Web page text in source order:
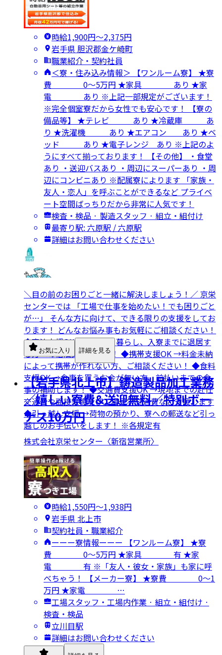
時給1,900円〜2,375円
岩手県 胆沢郡金ケ崎町
職業紹介・契約社員
＜寮・住み込み情報＞ 【ワンルーム寮】 ★寮
費 0～5万円 ★家具 あり ★家
電 あり ※上記一部規定がございます！
※完全個室寮だから女性でも安心です！ 【寮の
備品等】 ★テレビ あり ★冷蔵庫 あ
り ★洗濯機 あり ★エアコン あり ★ベ
ッド あり ★電子レンジ あり ※上記のよ
うにすべて揃っております！ 【その他】 ・食堂
あり ・送迎バスあり ・周辺にスーパーあり ・周
辺にコンビニあり ※配属寮によります 「家族・
友人・恋人」を呼ぶことができるなど プライベ
ート空間ばっちりだから非常に人気です！
検査・検品 · 製造スタッフ · 組立・組付け
最寄り駅: 六原駅 / 六原駅
詳細はお問い合わせください
＼目の前のお困りごと一緒に解決しましょう！／ 京栄
センターでは 「工場で仕事を始めたい！でも困りごと
が…」 そんな方に向けて、できる限りの支援をしてお
ります！ どんなお悩み事もお気軽にご相談ください！
◆宿泊支援OK →ネカフェ暮らし、入寮までに退居す
る方への宿泊支援します！ ◆携帯支援OK →料金未納
によって携帯が作れない方、ご相談ください！ ◆食料
支援OK →食事を買うお金が無い方、前払いまでの食
事の補助します！ ◆交通費支援OK →現地までの赴任
交通費や面接来場及び工場見学交通費など支援します
◆引っ越し支援 →荷物の預かり、寮への郵送など引っ
越しのお手伝いをします！ ※各規定有
お気に入り 詳細を見る
【岩手県北上市】鋳造製品加工業務
／嬉しい寮費&送迎無料／特別ボー
ナス10万円
株式会社京栄センター〈新宿営業所〉
時給1,550円〜1,938円
岩手県 北上市
契約社員・職業紹介
ーーー寮情報ーーー 【ワンルーム寮】 ★寮
費 0～5万円 ★家具 有 ★家
電 有 ※「友人・彼女・家族」も家に呼
べちゃう！ 【メーカー寮】 ★寮費 0～1
万円 ★家電 …
工場スタッフ・工場内作業 · 組立・組付け ·
検査・検品
立川目駅
詳細はお問い合わせください